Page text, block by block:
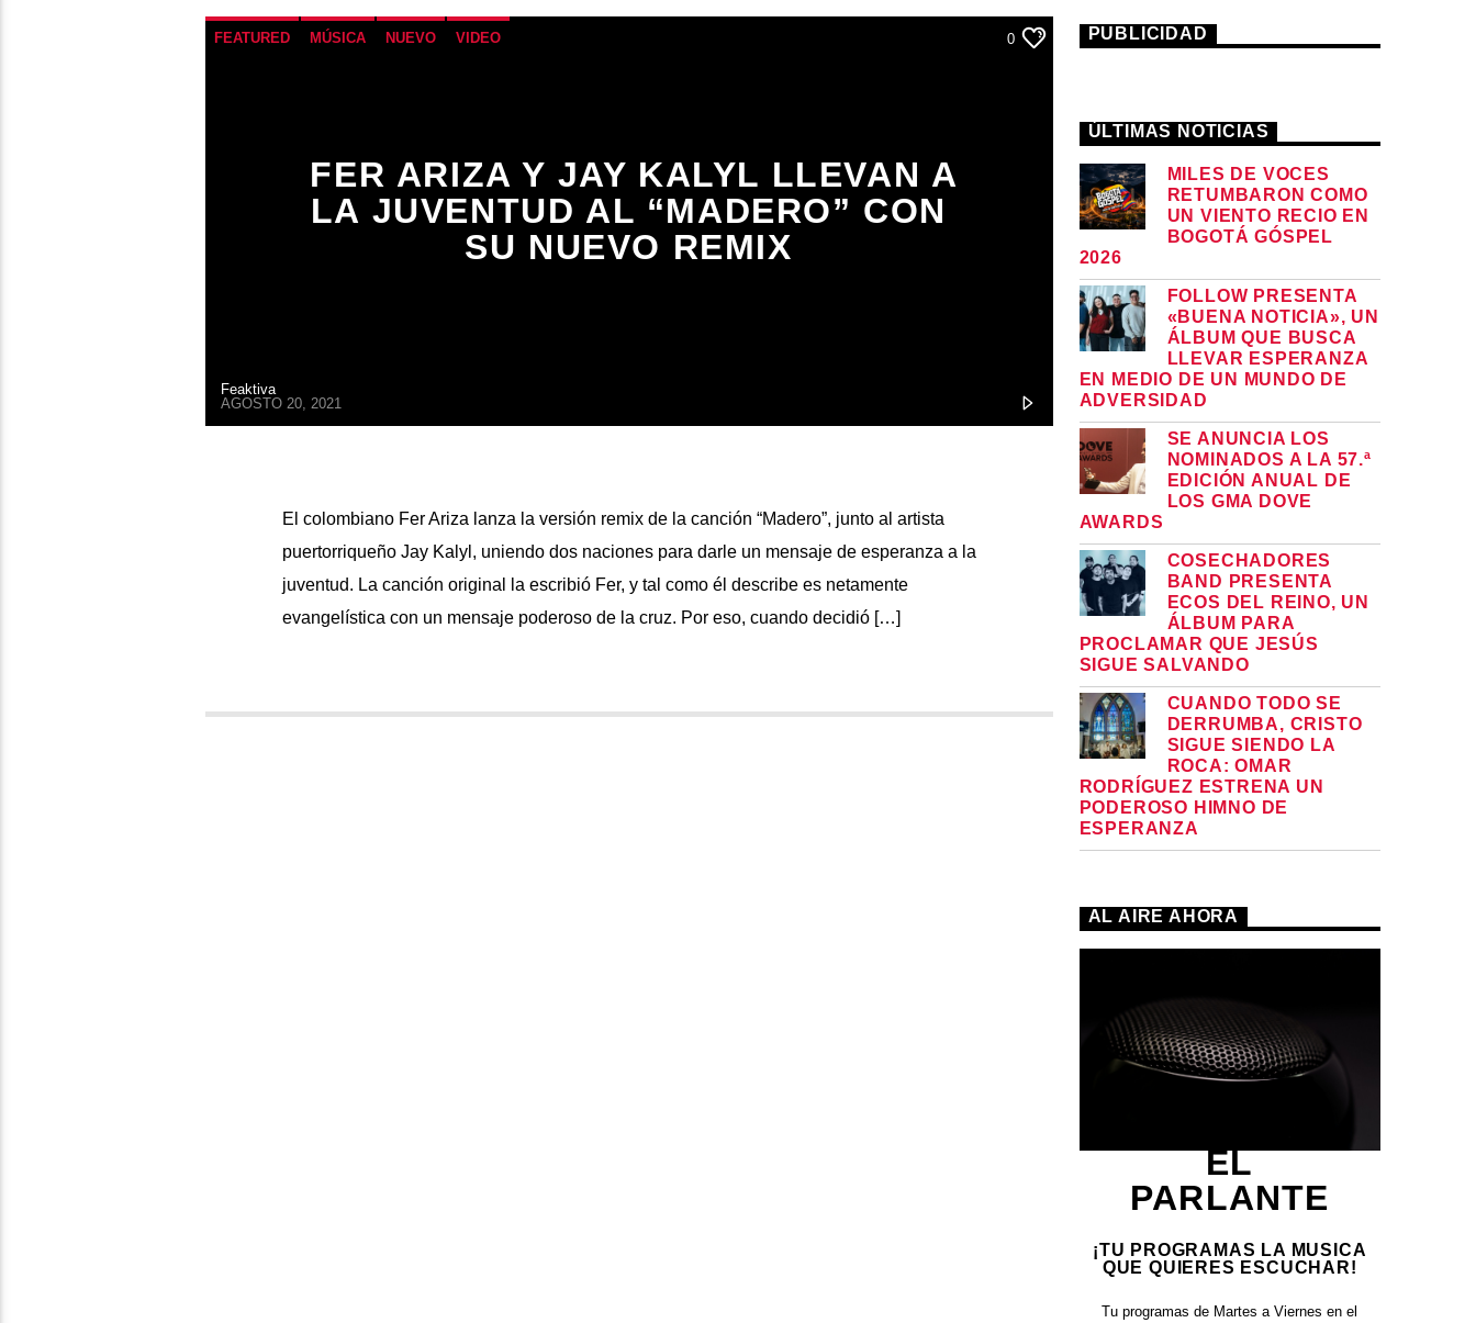
FEATURED MÚSICA NUEVO VIDEO 0
FER ARIZA Y JAY KALYL LLEVAN A
LA JUVENTUD AL “MADERO” CON
SU NUEVO REMIX
Feaktiva
AGOSTO 20, 2021
El colombiano Fer Ariza lanza la versión remix de la canción “Madero”, junto al artista
puertorriqueño Jay Kalyl, uniendo dos naciones para darle un mensaje de esperanza a la
juventud. La canción original la escribió Fer, y tal como él describe es netamente
evangelística con un mensaje poderoso de la cruz. Por eso, cuando decidió […]
PUBLICIDAD
ÚLTIMAS NOTICIAS
MILES DE VOCES
RETUMBARON COMO
UN VIENTO RECIO EN
BOGOTÁ GÓSPEL
2026
FOLLOW PRESENTA
«BUENA NOTICIA», UN
ÁLBUM QUE BUSCA
LLEVAR ESPERANZA
EN MEDIO DE UN MUNDO DE
ADVERSIDAD
SE ANUNCIA LOS
NOMINADOS A LA 57.ª
EDICIÓN ANUAL DE
LOS GMA DOVE
AWARDS
COSECHADORES
BAND PRESENTA
ECOS DEL REINO, UN
ÁLBUM PARA
PROCLAMAR QUE JESÚS
SIGUE SALVANDO
CUANDO TODO SE
DERRUMBA, CRISTO
SIGUE SIENDO LA
ROCA: OMAR
RODRÍGUEZ ESTRENA UN
PODEROSO HIMNO DE
ESPERANZA
AL AIRE AHORA
EL
PARLANTE
¡TU PROGRAMAS LA MUSICA
QUE QUIERES ESCUCHAR!
Tu programas de Martes a Viernes en el